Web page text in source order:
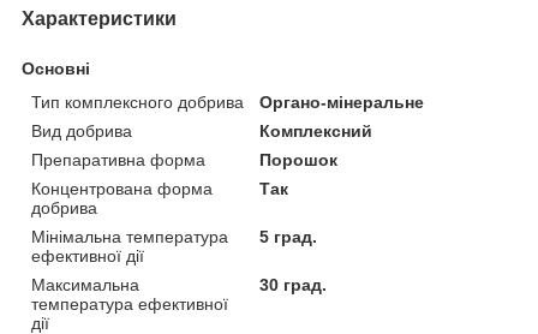
Характеристики
Основні
Тип комплексного добрива
Органо-мінеральне
Вид добрива
Комплексний
Препаративна форма
Порошок
Концентрована форма
добрива
Так
Мінімальна температура
ефективної дії
5 град.
Максимальна
температура ефективної
дії
30 град.